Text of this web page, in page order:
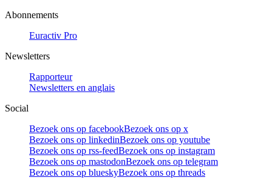
Abonnements
Euractiv Pro
Newsletters
Rapporteur
Newsletters en anglais
Social
Bezoek ons op facebookBezoek ons op x
Bezoek ons op linkedinBezoek ons op youtube
Bezoek ons op rss-feedBezoek ons op instagram
Bezoek ons op mastodonBezoek ons op telegram
Bezoek ons op blueskyBezoek ons op threads